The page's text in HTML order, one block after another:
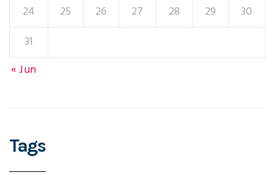
« Jun
24
25 26 27 28 29
30
31
Tags